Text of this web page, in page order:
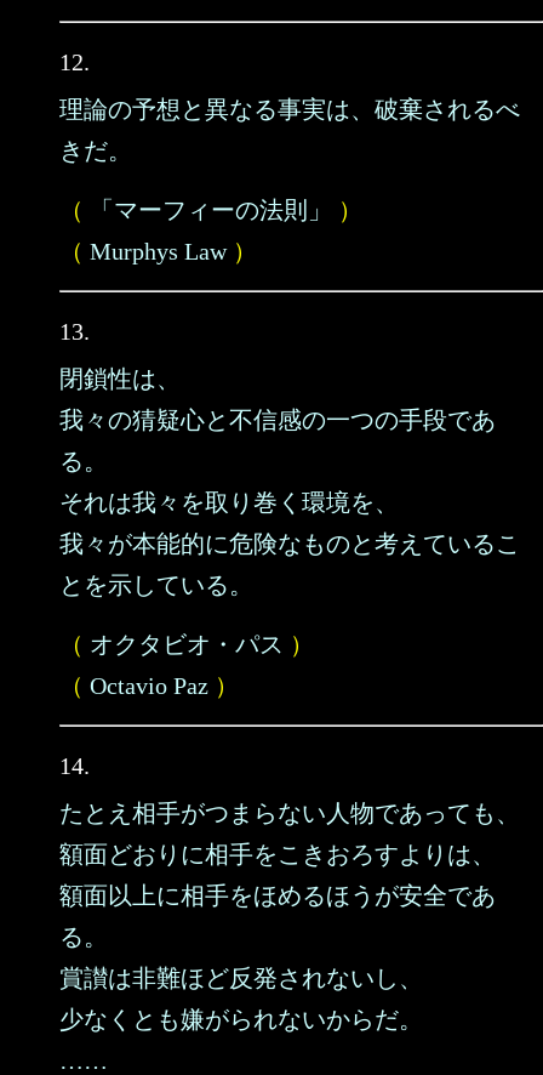
12.
理論の予想と異なる事実は、破棄されるべ
きだ。
（ 「マーフィーの法則」
）
（ Murphys Law）
13.
閉鎖性は、
我々の猜疑心と不信感の一つの手段であ
る。
それは我々を取り巻く環境を、
我々が本能的に危険なものと考えているこ
とを示している。
（ オクタビオ・パス ）
（ Octavio Paz ）
14.
たとえ相手がつまらない人物であっても、
額面どおりに相手をこきおろすよりは、
額面以上に相手をほめるほうが安全であ
る。
賞讃は非難ほど反発されないし、
少なくとも嫌がられないからだ。
……